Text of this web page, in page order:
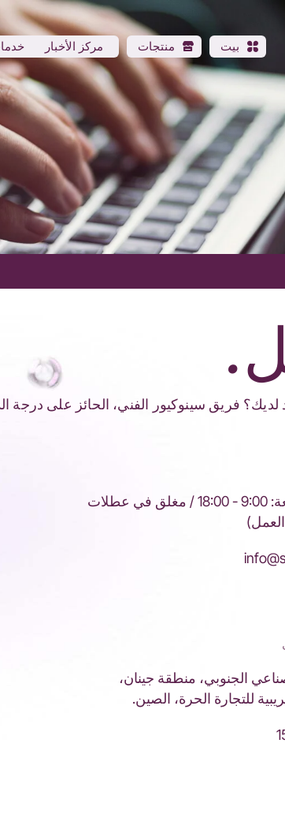
بيت منتجات مركز الأخبار
فريق سينوكيور الفني، الحائز على درجة
من الإثنين إلى الجمعة: 9:00 - 18:00 / مغلق في عطلات
الصناعي الجنوبي، منطقة جينان،
للتجارة الحرة، الصين.